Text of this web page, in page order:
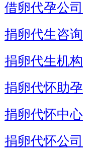
借卵代孕公司
捐卵代生咨询
捐卵代生机构
捐卵代怀助孕
捐卵代怀中心
捐卵代怀公司